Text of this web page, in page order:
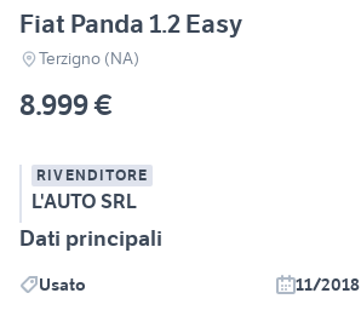
Fiat Panda 1.2 Easy
Terzigno (NA)
8.999 €
RIVENDITORE
L'AUTO SRL
Dati principali
Usato
11/2018